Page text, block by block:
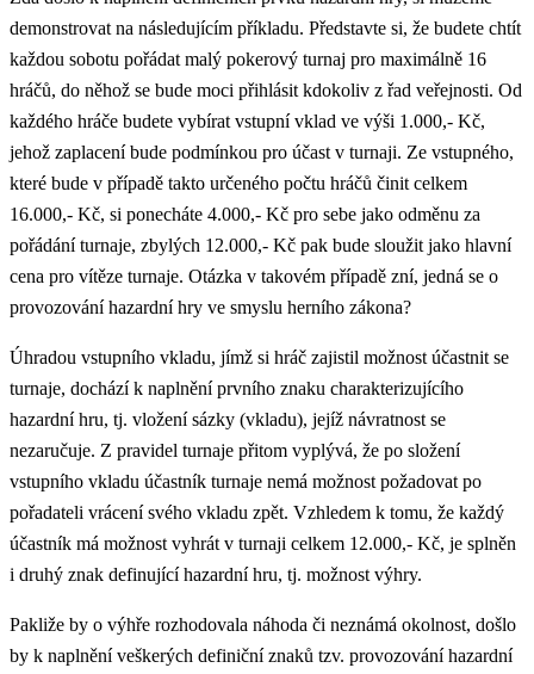
demonstrovat na následujícím příkladu. Představte si, že budete chtít
každou sobotu pořádat malý pokerový turnaj pro maximálně 16
hráčů, do něhož se bude moci přihlásit kdokoliv z řad veřejnosti. Od
každého hráče budete vybírat vstupní vklad ve výši 1.000,- Kč,
jehož zaplacení bude podmínkou pro účast v turnaji. Ze vstupného,
které bude v případě takto určeného počtu hráčů činit celkem
16.000,- Kč, si ponecháte 4.000,- Kč pro sebe jako odměnu za
pořádání turnaje, zbylých 12.000,- Kč pak bude sloužit jako hlavní
cena pro vítěze turnaje. Otázka v takovém případě zní, jedná se o
provozování hazardní hry ve smyslu herního zákona?
Úhradou vstupního vkladu, jímž si hráč zajistil možnost účastnit se
turnaje, dochází k naplnění prvního znaku charakterizujícího
hazardní hru, tj. vložení sázky (vkladu), jejíž návratnost se
nezaručuje. Z pravidel turnaje přitom vyplývá, že po složení
vstupního vkladu účastník turnaje nemá možnost požadovat po
pořadateli vrácení svého vkladu zpět. Vzhledem k tomu, že každý
účastník má možnost vyhrát v turnaji celkem 12.000,- Kč, je splněn
i druhý znak definující hazardní hru, tj. možnost výhry.
Pakliže by o výhře rozhodovala náhoda či neznámá okolnost, došlo
by k naplnění veškerých definiční znaků tzv. provozování hazardní